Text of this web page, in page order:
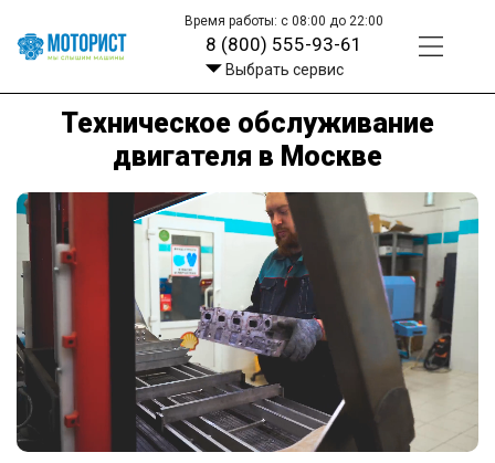
Время работы: с 08:00 до 22:00
8 (800) 555-93-61
Выбрать сервис
Техническое обслуживание
двигателя в Москве